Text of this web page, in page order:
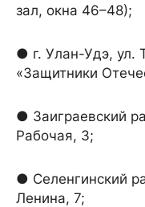
зал, окна 46–48);
● г. Улан-Удэ, ул.
«Защитники
● Заиграевский
Рабочая, 3;
● Селенгинский
Ленина, 7;